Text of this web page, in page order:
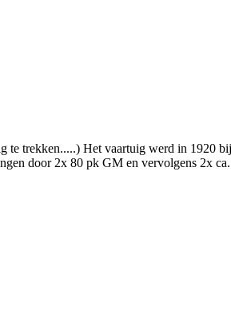
te trekken.....) Het vaartuig werd in 1920
door 2x 80 pk GM en vervolgens 2x